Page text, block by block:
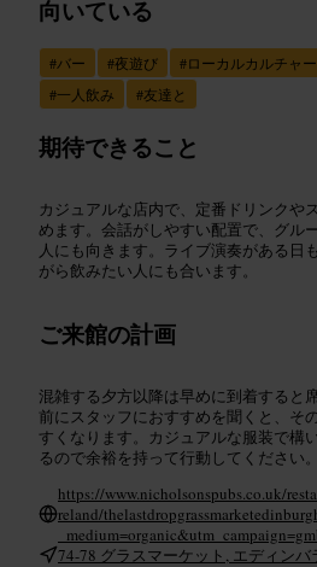
向いている
#バー #夜遊び #ローカルカルチャー
#一人飲み #友達と
期待できること
カジュアルな店内で、定番ドリンクや
めます。会話がしやすい配置で、グル
人にも向きます。ライブ演奏がある日
がら飲みたい人にも合います。
ご来館の計画
混雑する夕方以降は早めに到着すると
前にスタッフにおすすめを聞くと、そ
すくなります。カジュアルな服装で構
るので余裕を持って行動してください。
https://www.nicholsonspubs.co.uk/
reland/
74-78 グラスマーケット, エディンバ